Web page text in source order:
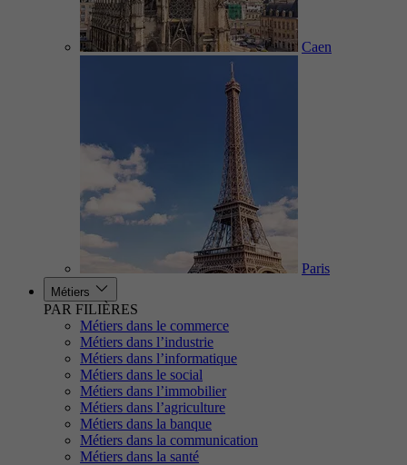
Caen
Paris
Métiers
PAR FILIÈRES
Métiers dans le commerce
Métiers dans l’industrie
Métiers dans l’informatique
Métiers dans le social
Métiers dans l’immobilier
Métiers dans l’agriculture
Métiers dans la banque
Métiers dans la communication
Métiers dans la santé